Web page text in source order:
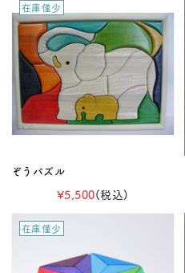
在庫僅少
ぞうパズル
¥5,500(税込)
在庫僅少